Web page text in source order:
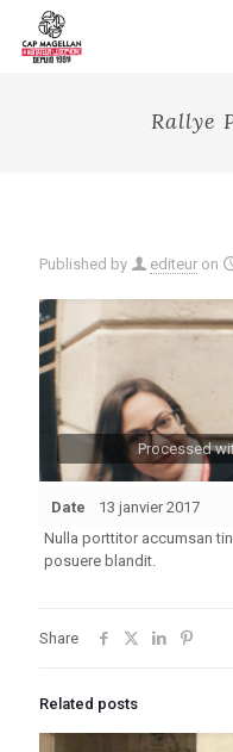
Rallye
Published by editeur on
Processed
Date
13 janvier 2017
Nulla porttitor accumsan
posuere blandit.
Share
Related posts